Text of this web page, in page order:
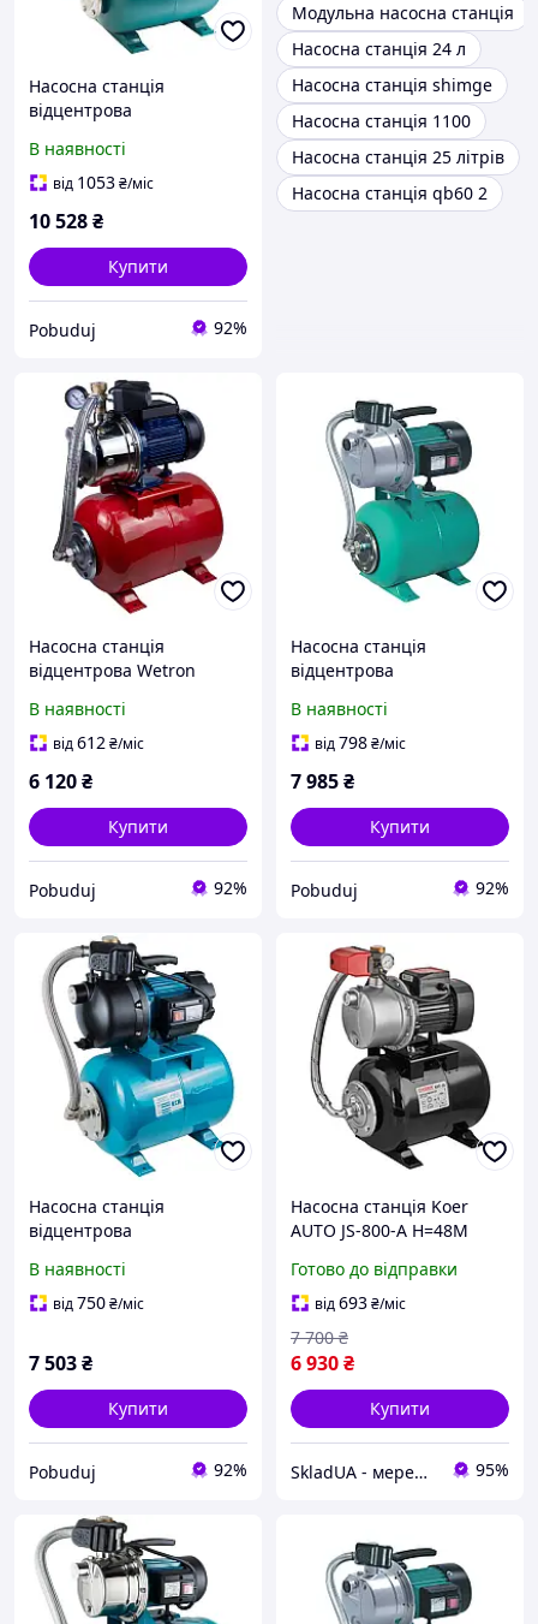
Насосна станція
відцентрова
AquaticaLeo 0.9кВт Hmax
48м Qmax 85л/хв
В наявності
від 1053₴/міс
10 528₴
Купити
Pobuduj 92%
Модульна насосна станція
Насосна станція 24 л
Насосна станція shimge
Насосна станція 1100
Насосна станція 25 літрів
Насосна станція qb60 2
Насосна станція
відцентрова Wetron
60л/хв
(самовсмоктувальний
(775054/24)
В наявності
від612₴/міс
6 120₴
Купити
Pobuduj 92%
Насосна станція
відцентрова
AquaticaLeo нержавіюча
1.2кВт Hmax 48м Qmax
В наявності
від798₴/міс
7 985₴
Купити
Pobuduj 92%
Насосна станція
відцентрова
AquaticaLeo пластикова
1.2кВт Hmax 48м Qmax
В наявності
від750₴/міс
7 503₴
Купити
Pobuduj 92%
Насосна станція Koer
AUTO JS-800-A Н=48М
(з п'ятірником) (KP3375)
Готово до відправки
від693₴/міс
6 930₴
7 700 ₴
Купити
SkladUA - мережа магазинів сантехніки та побутової техніки 95%